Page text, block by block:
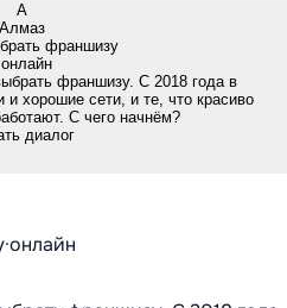
А
Алмаз
франшизу
онлайн
франшизу. С 2018 года в
и хорошие сети, и те, что красиво
С чего начнём?
диалог
·онлайн